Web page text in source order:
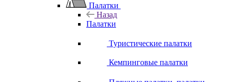
Палатки
Назад
Палатки
Туристические палатки
Кемпинговые палатки